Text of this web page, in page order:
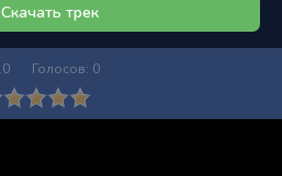
Скачать трек
Голосов: 0